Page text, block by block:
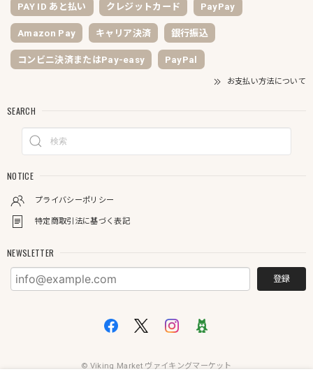
PAY ID あと払い クレジットカード PayPay
Amazon Pay キャリア決済 銀行振込
コンビニ決済またはPay-easy PayPal
お支払い方法について
SEARCH
NOTICE
プライバシーポリシー
特定商取引法に基づく表記
NEWSLETTER
登録
© Viking Market ヴァイキングマーケット